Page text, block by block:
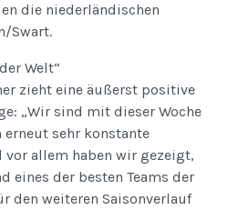
die niederländischen
Swart.
Welt“
zieht eine äußerst positive
„Wir sind mit dieser Woche
sehr konstante
allem haben wir gezeigt,
eines der besten Teams der
den weiteren Saisonverlauf